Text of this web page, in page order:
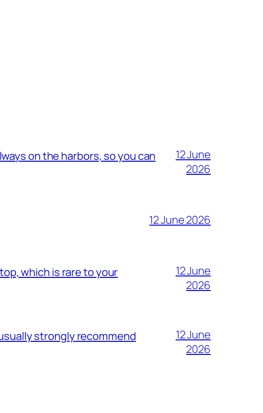
on the harbors, so you can
12 June
2026
12 June 2026
which is rare to your
12 June
2026
strongly recommend
12 June
2026